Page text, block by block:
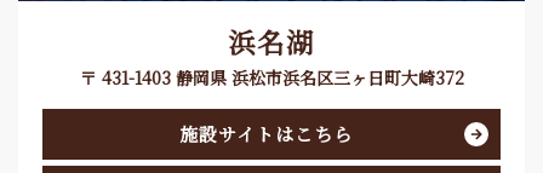
浜名湖
〒 431-1403 静岡県 浜松市浜名区三ヶ日町大崎372
施設サイトはこちら